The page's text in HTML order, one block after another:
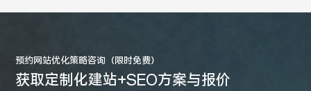
预约网站优化策略咨询（限时免费）
获取定制化建站+SEO方案与报价